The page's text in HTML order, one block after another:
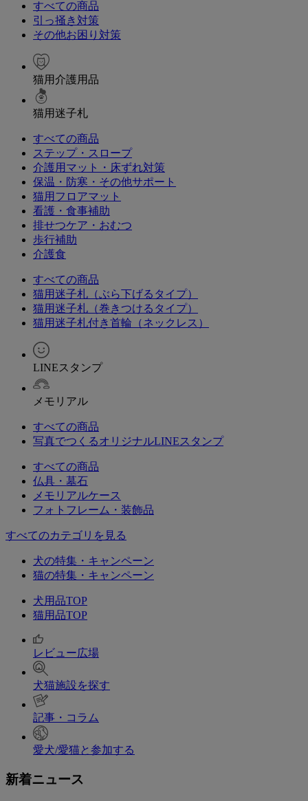
すべての商品
引っ掻き対策
その他お困り対策
猫用介護用品
猫用迷子札
すべての商品
ステップ・スロープ
介護用マット・床ずれ対策
保温・防寒・その他サポート
猫用フロアマット
看護・食事補助
排せつケア・おむつ
歩行補助
介護食
すべての商品
猫用迷子札（ぶら下げるタイプ）
猫用迷子札（巻きつけるタイプ）
猫用迷子札付き首輪（ネックレス）
LINEスタンプ
メモリアル
すべての商品
写真でつくるオリジナルLINEスタンプ
すべての商品
仏具・墓石
メモリアルケース
フォトフレーム・装飾品
すべてのカテゴリを見る
犬の特集・キャンペーン
猫の特集・キャンペーン
犬用品TOP
猫用品TOP
レビュー広場
犬猫施設を探す
記事・コラム
愛犬/愛猫と参加する
新着ニュース